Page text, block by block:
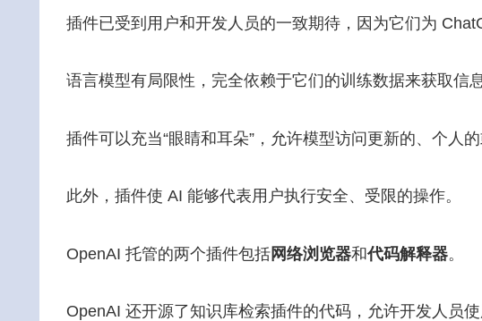
插件已受到用户和开发人员的一致期待，因为它们为
语言模型有局限性，完全依赖于它们的训练数据来获取信息
插件可以充当“眼睛和耳朵”，允许模型访问更新的、个人的
此外，插件使 AI 能够代表用户执行安全、受限的操作。
OpenAI 托管的两个插件包括网络浏览器和代码解释器。
OpenAI 还开源了知识库检索插件的代码，允许开发人员